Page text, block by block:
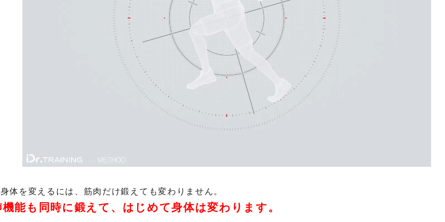
身体を変えるには、筋肉だけ鍛えても変わりません。
能も同時に鍛えて、 はじめて身体は変わります。